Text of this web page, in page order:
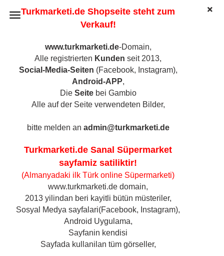
Turkmarketi.de Shopseite steht zum
Verkauf!
www.turkmarketi.de-Domain,
Alle registrierten Kunden seit 2013,
Social-Media-Seiten (Facebook, Instagram),
Android-APP,
Die Seitebei Gambio
Alle auf der Seite verwendeten Bilder,
bitte melden an admin@turkmarketi.de
Turkmarketi.de Sanal Süpermarket
sayfamiz satiliktir!
(Almanyadaki ilk Türk online Süpermarketi)
www.turkmarketi.de domain,
2013 yilindan beri kayitli bütün müsteriler,
Sosyal Medya sayfalari(Facebook, Instagram),
Android Uygulama,
Sayfanin kendisi
Sayfada kullanilan tüm görseller,
WURST - WÜRSTCHEN
Efepasa Burcu
Egeturk Avci , 6st in